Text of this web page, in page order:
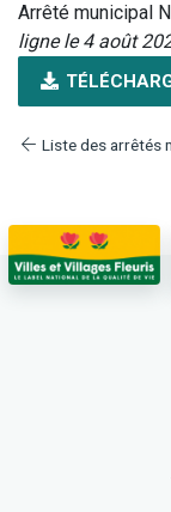
Arrêté municipal
ligne le 4 août
Liste des arrêtés